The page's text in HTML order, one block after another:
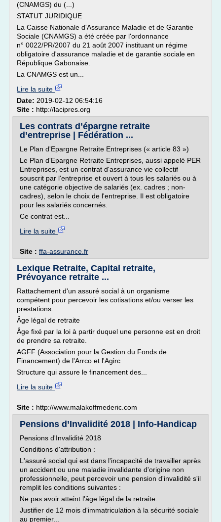
(CNAMGS) du (...)
STATUT JURIDIQUE
La Caisse Nationale d'Assurance Maladie et de Garantie
Sociale (CNAMGS) a été créée par l'ordonnance
n° 0022/PR/2007 du 21 août 2007 instituant un régime
obligatoire d'assurance maladie et de garantie sociale en
République Gabonaise.
La CNAMGS est un...
Lire la suite
Date: 2019-02-12 06:54:16
Site : http://lacipres.org
Les contrats d’épargne retraite
d’entreprise | Fédération ...
Le Plan d'Epargne Retraite Entreprises (« article 83 »)
Le Plan d'Epargne Retraite Entreprises, aussi appelé PER
Entreprises, est un contrat d'assurance vie collectif
souscrit par l'entreprise et ouvert à tous les salariés ou à
une catégorie objective de salariés (ex. cadres ; non-
cadres), selon le choix de l'entreprise. Il est obligatoire
pour les salariés concernés.
Ce contrat est...
Lire la suite
Site : ffa-assurance.fr
Lexique Retraite, Capital retraite,
Prévoyance retraite ...
Rattachement d'un assuré social à un organisme
compétent pour percevoir les cotisations et/ou verser les
prestations.
Âge légal de retraite
Âge fixé par la loi à partir duquel une personne est en droit
de prendre sa retraite.
AGFF (Association pour la Gestion du Fonds de
Financement) de l'Arrco et l'Agirc
Structure qui assure le financement des...
Lire la suite
Site : http://www.malakoffmederic.com
Pensions d’Invalidité 2018 | Info-Handicap
Pensions d'Invalidité 2018
Conditions d'attribution :
L'assuré social qui est dans l'incapacité de travailler après
un accident ou une maladie invalidante d'origine non
professionnelle, peut percevoir une pension d'invalidité s'il
remplit les conditions suivantes :
Ne pas avoir atteint l'âge légal de la retraite.
Justifier de 12 mois d'immatriculation à la sécurité sociale
au premier...